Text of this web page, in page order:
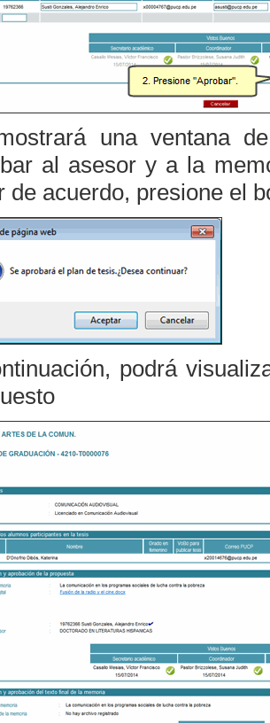
una ventana
al asesor y a la
de acuerdo, presione el
podrá